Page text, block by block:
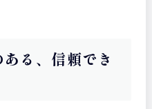
る、信頼でき